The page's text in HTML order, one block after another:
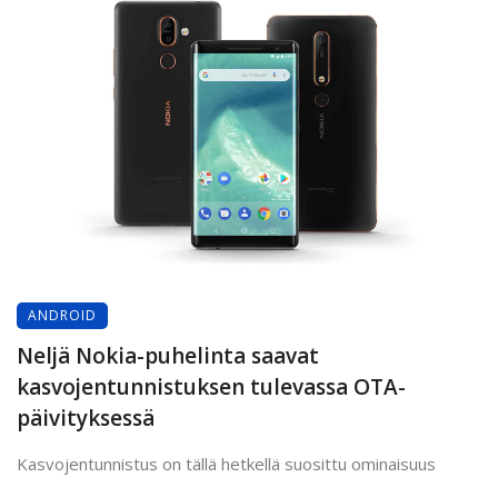
ANDROID
Neljä Nokia-puhelinta saavat
kasvojentunnistuksen tulevassa OTA-
päivityksessä
Kasvojentunnistus on tällä hetkellä suosittu ominaisuus